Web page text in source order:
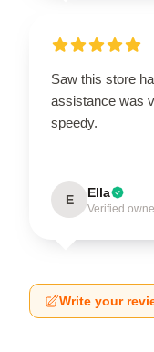
Saw this store
assistance was
speedy.
E Ella
Verified
Write your